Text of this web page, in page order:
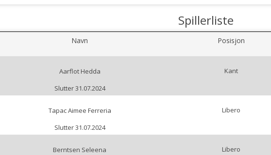
Spillerliste
Navn Posisjon
Aarflot Hedda
Slutter 31.07.2024
Kant
Tapac Aimee Ferreria
Slutter 31.07.2024
Libero
Berntsen Seleena
Libero